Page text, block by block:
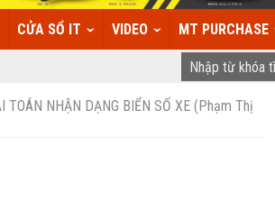
CỬA SỔ IT VIDEO MT PURCHASE
TOÁN NHẬN DẠNG BIỂN SỐ XE (Phạm Thị